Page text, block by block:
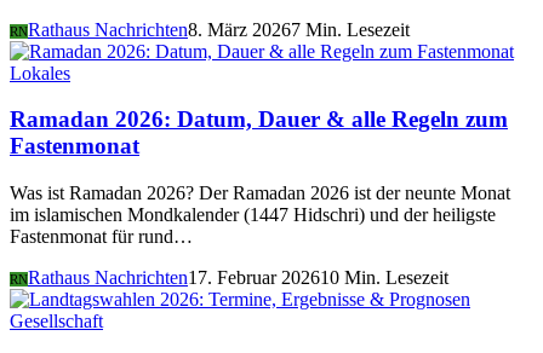
RNRathaus Nachrichten8. März 20267 Min. Lesezeit
Lokales
Ramadan 2026: Datum, Dauer & alle Regeln zum
Fastenmonat
Was ist Ramadan 2026? Der Ramadan 2026 ist der neunte Monat
im islamischen Mondkalender (1447 Hidschri) und der heiligste
Fastenmonat für rund…
RNRathaus Nachrichten17. Februar 202610 Min. Lesezeit
Gesellschaft